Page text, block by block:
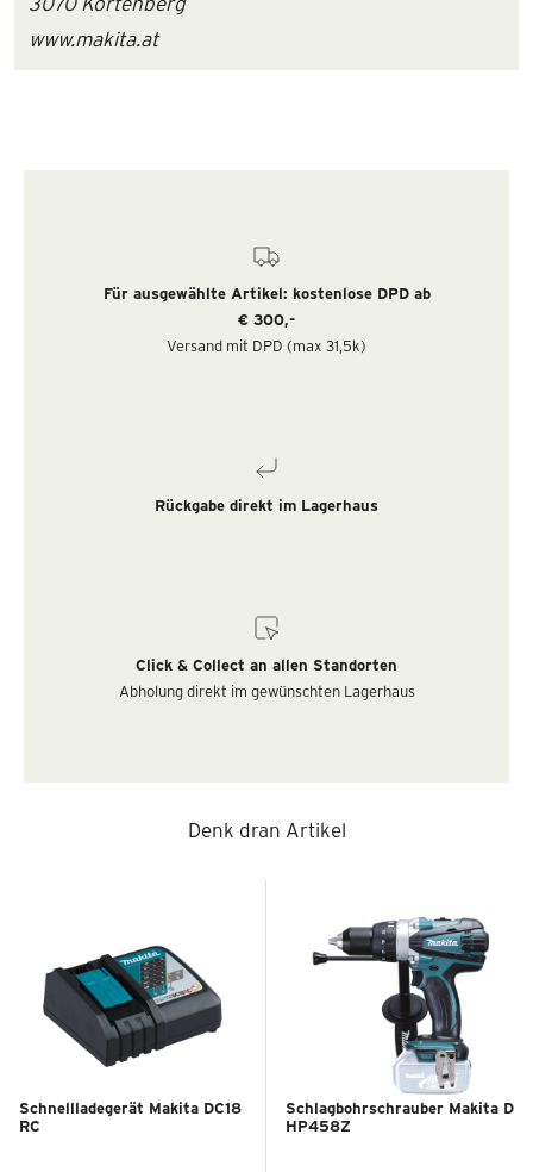
www.makita.at
Für ausgewählte Artikel: kostenlose DPD ab
€ 300,-
Versand mit DPD (max 31,5k)
Rückgabe direkt im Lagerhaus
Click & Collect an allen Standorten
Abholung direkt im gewünschten Lagerhaus
Denk dran Artikel
Schnellladegerät Makita DC18
RC
Schlagbohrschrauber Makita D
HP458Z